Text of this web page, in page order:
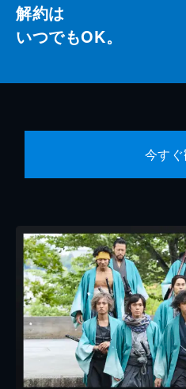
解約は
いつでもOK。
今す